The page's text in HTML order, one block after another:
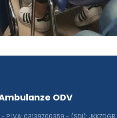
ODV
P.IVA: 03139700359 - (SDI): JKKZDGR